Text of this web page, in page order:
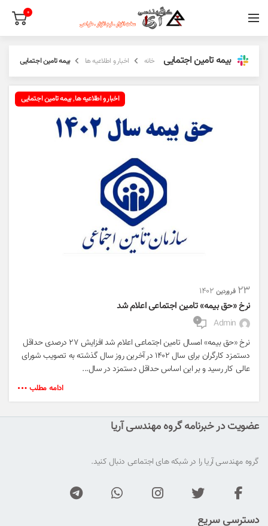
0
بیمه تامین اجتمایی خانه اخبار و اطلاعیه ها بیمه تامین اجتمایی
اخبار و اطلاعیه ها,بیمه تامین اجتمایی
۲۳ فروردین ۱۴۰۲
نرخ «حق بیمه» تامین اجتماعی اعلام شد
Admin ۰
نرخ «حق بیمه» امسال تامین اجتماعی اعلام شد افزایش ۲۷ درصدی حداقل
دستمزد کارگران برای سال ۱۴۰۲ در آخرین روز سال گذشته به تصویب شورای
عالی کار رسید و بر این اساس حداقل دستمزد در سال...
ادامه مطلب
عضویت در خبرنامه گروه مهندسی آریا
گروه مهندسی آریا را در شبکه های اجتماعی دنبال کنید.
دسترسی سریع